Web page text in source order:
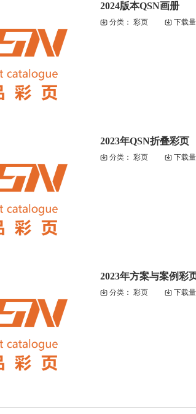
2024版本QSN画册
分类： 彩页 下载量
2023年QSN折叠彩页
分类： 彩页 下载量
2023年方案与案例彩
分类： 彩页 下载量